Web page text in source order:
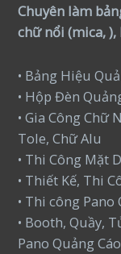
Chuyên làm
chữ nổi (mica, ),
• Bảng Hiệu
• Hộp Đèn
• Gia Công Chữ
Tole, Chữ Alu
• Thi Công Mặt
• Thiết Kế, Thi
• Thi công
• Booth, Quầy,
Pano Quảng